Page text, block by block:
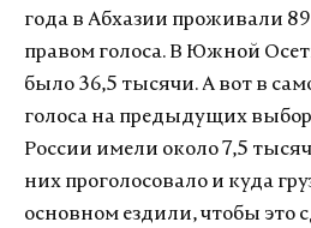
года в Абхазии проживали
правом голоса. В Южной
было 36,5 тысячи. А вот в
голоса на предыдущих
России имели около 7,5
них проголосовало и куда
основном ездили, чтобы это